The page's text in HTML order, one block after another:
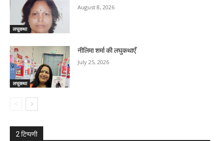
लघुकथा
August 8, 2026
लघुकथा
नीलिमा शर्मा की लघुकथाएँ
July 25, 2026
2 टिप्पणी